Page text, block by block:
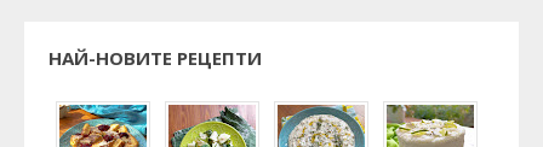
НАЙ-НОВИТЕ РЕЦЕПТИ